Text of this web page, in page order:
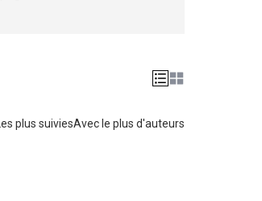
Les plus suiviesAvec le plus d'auteurs